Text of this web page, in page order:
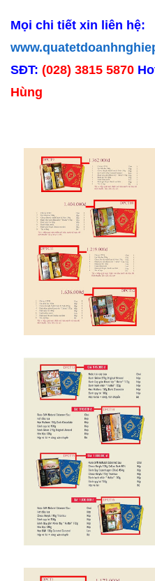
Mọi chi tiết xin liên hệ:
SĐT: (028) 3815 5870
Hùng